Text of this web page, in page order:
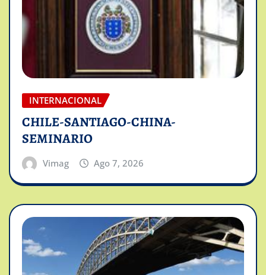
INTERNACIONAL
CHILE-SANTIAGO-CHINA-
SEMINARIO
Vimag Ago 7, 2026